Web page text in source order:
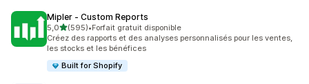
Mipler ‑ Custom Reports
5,0étoile(s) sur 5
(595)
595 avis au total
•Forfait gratuit disponible
Créez des rapports et des analyses personnalisés pour les ventes,
les stocks et les bénéfices
Built for Shopify